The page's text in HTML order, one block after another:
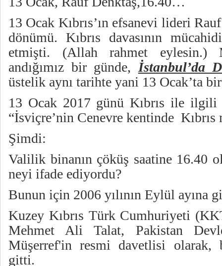
13 Ocak Kıbrıs’ın efsanevi lideri
dönümü. Kıbrıs davasının
etmişti. (Allah rahmet eylesin.)
andığımız bir günde,İstanbul’da
üstelik aynı tarihte yani 13 Ocak’ta
13 Ocak 2017 günü Kıbrıs ile ilgili
“İsviçre’nin Cenevre kentinde Kıbrıs
Şimdi:
Valilik binanın çöküş saatine 16.40
neyi ifade ediyordu?
Bunun için 2006 yılının Eylül ayına
Kuzey Kıbrıs Türk Cumhuriyeti
Mehmet Ali Talat, Pakistan
Müşerref'in resmi davetlisi olarak,
gitti.